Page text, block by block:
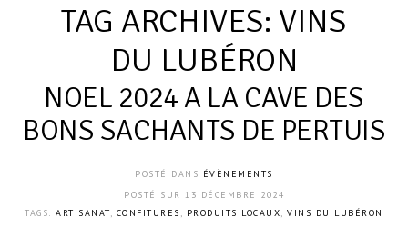
TAG ARCHIVES: VINS
DU LUBÉRON
NOEL 2024 A LA CAVE DES
BONS SACHANTS DE PERTUIS
POSTÉ DANS ÉVÈNEMENTS
POSTÉ SUR 13 DÉCEMBRE 2024
TAGS:ARTISANAT, CONFITURES , PRODUITS LOCAUX,VINS DU LUBÉRON